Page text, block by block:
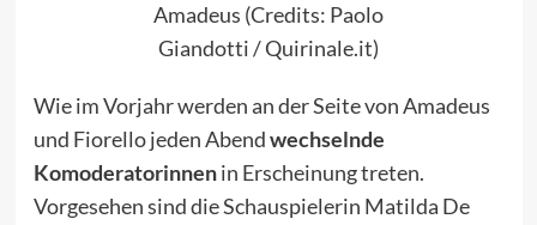
Amadeus (Credits: Paolo
Giandotti / Quirinale.it)
Wie im Vorjahr werden an der Seite von Amadeus
und Fiorello jeden Abendwechselnde
Komoderatorinnenin Erscheinung treten.
Vorgesehen sind die Schauspielerin Matilda De